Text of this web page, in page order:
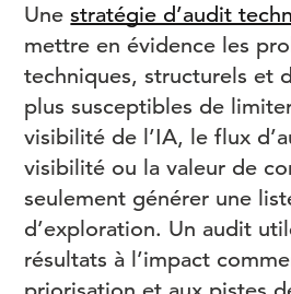
Unestratégie d’audit
mettre en évidence les
techniques, structurels et
plus susceptibles de
visibilité de l’IA, le flux
visibilité ou la valeur de
seulement générer une
d’exploration. Un audit
résultats à l’impact